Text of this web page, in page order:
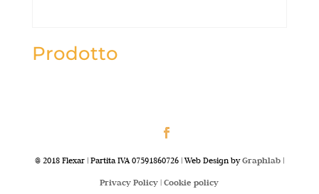
Prodotto
@ 2018 Flexar | Partita IVA 07591860726 | Web Design byGraphlab|
Privacy Policy |Cookie policy